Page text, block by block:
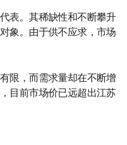
表。其稀缺性和不断攀升
象。由于供不应求，市场
限，而需求量却在不断增
目前市场价已远超出江苏